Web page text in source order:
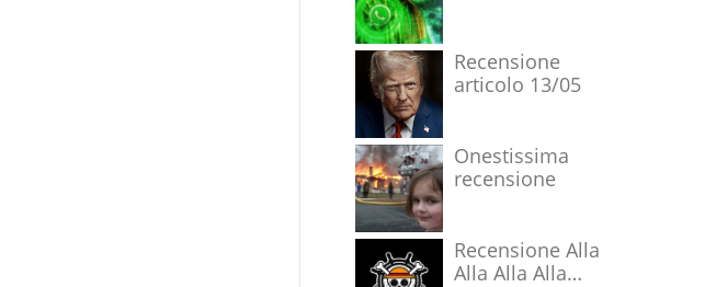
Recensione
articolo 13/05
Onestissima
recensione
Recensione Alla
Alla Alla Alla